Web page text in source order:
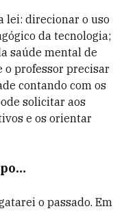
lei: direcionar o uso
da tecnologia;
saúde mental de
o professor precisar
contando com os
solicitar aos
e os orientar
o passado. Em